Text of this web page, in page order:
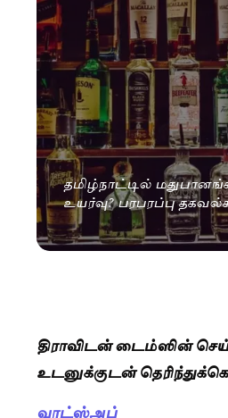
தமிழ்நாட்டில்
உயர்வு? பரபரப்பு
திராவிடன் டைம்ஸின்
உடனுக்குடன்
வாட்ஸ்அப்